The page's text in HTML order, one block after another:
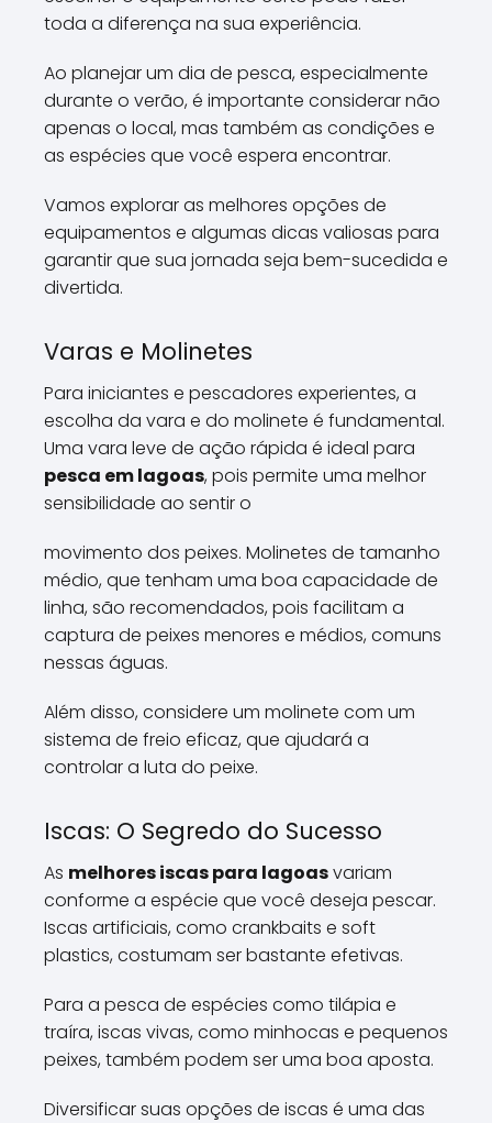
toda a diferença na sua experiência.
Ao planejar um dia de pesca, especialmente
durante o verão, é importante considerar não
apenas o local, mas também as condições e
as espécies que você espera encontrar.
Vamos explorar as melhores opções de
equipamentos e algumas dicas valiosas para
garantir que sua jornada seja bem-sucedida e
divertida.
Varas e Molinetes
Para iniciantes e pescadores experientes, a
escolha da vara e do molinete é fundamental.
Uma vara leve de ação rápida é ideal para
pesca em lagoas, pois permite uma melhor
sensibilidade ao sentir o
movimento dos peixes. Molinetes de tamanho
médio, que tenham uma boa capacidade de
linha, são recomendados, pois facilitam a
captura de peixes menores e médios, comuns
nessas águas.
Além disso, considere um molinete com um
sistema de freio eficaz, que ajudará a
controlar a luta do peixe.
Iscas: O Segredo do Sucesso
As melhores iscas para lagoasvariam
conforme a espécie que você deseja pescar.
Iscas artificiais, como crankbaits e soft
plastics, costumam ser bastante efetivas.
Para a pesca de espécies como tilápia e
traíra, iscas vivas, como minhocas e pequenos
peixes, também podem ser uma boa aposta.
Diversificar suas opções de iscas é uma das